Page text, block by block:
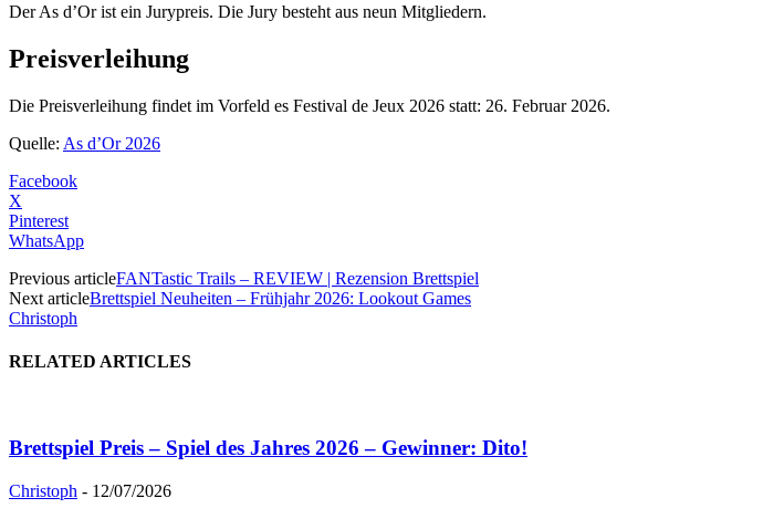
Der As d’Or ist ein Jurypreis. Die Jury besteht aus neun Mitgliedern.
Preisverleihung
Die Preisverleihung findet im Vorfeld es Festival de Jeux 2026 statt: 26. Februar 2026.
Quelle: As d’Or 2026
Facebook
X
Pinterest
WhatsApp
Previous articleFANTastic Trails – REVIEW | Rezension Brettspiel
Next articleBrettspiel Neuheiten – Frühjahr 2026: Lookout Games
Christoph
RELATED ARTICLES
Brettspiel Preis – Spiel des Jahres 2026 – Gewinner: Dito!
Christoph - 12/07/2026